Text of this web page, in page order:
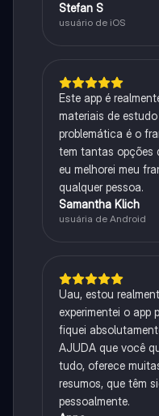
Stefan S
usuário de iOS
Este app é
materiais de
problemática é o
tem tantas opções
eu melhorei meu
qualquer pessoa.
Samantha Klich
usuária de Android
Uau, estou
experimentei o app
fiquei
AJUDA que você
tudo, oferece
resumos, que têm
pessoalmente.